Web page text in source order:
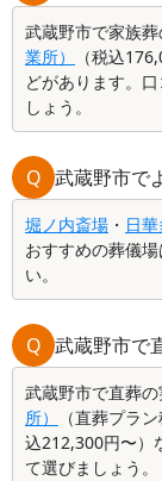
武蔵野市で家族
業所）
（税込
どがあります。
しょう。
Q 武蔵野市で
堀ノ内斎場 ・ 日
おすすめの葬儀場
い。
Q 武蔵野市で
武蔵野市で直葬
所）
（直葬プラ
込212,300円〜）
て選びましょう。